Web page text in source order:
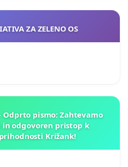
ZA ZELENO OS
Odprto pismo: Zahtevamo
in odgovoren pristop k
Križank!